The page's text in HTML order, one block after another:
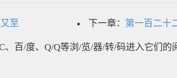
至 下一章： 第一百二十
、百/度、Q/Q等浏/览/器/转/码进入它们的